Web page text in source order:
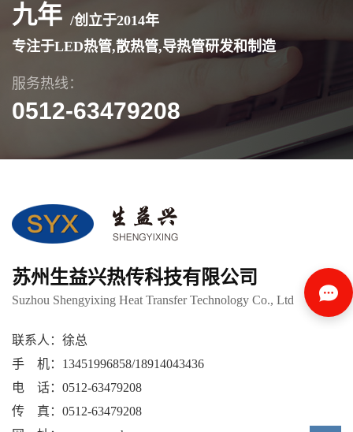
九年 /创立于2014年
专注于LED热管,散热管,导热管研发和制造
服务热线：
0512-63479208
苏州生益兴热传科技有限公司
Suzhou Shengyixing Heat Transfer Technology Co., Ltd
联系人：徐总
手 机：13451996858/18914043436
电 话：0512-63479208
传 真：0512-63479208